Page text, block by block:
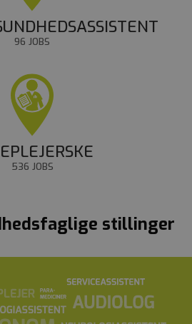
96 JOBS
536 JOBS
stillinger